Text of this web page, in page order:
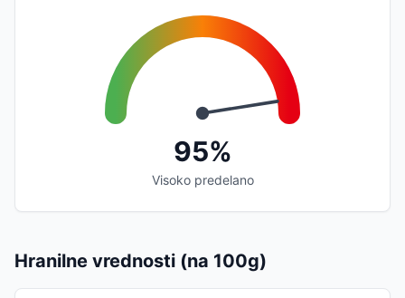
95%
Visoko predelano
Hranilne vrednosti (na 100g)